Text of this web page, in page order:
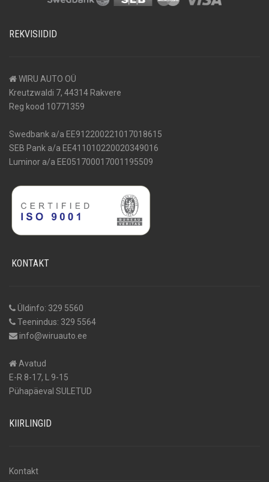
REKVISIIDID
WIRU AUTO OÜ
Kreutzwaldi 7, 44314 Rakvere
Reg kood 10771359
Swedbank a/a EE912200221017018615
SEB Pank a/a EE411010220020349016
Luminor a/a EE051700017001195509
KONTAKT
Üldinfo: 329 5560
Teenindus: 329 5564
info@wiruauto.ee
Avatud
E-R 8-17, L 9-15
Pühapäeval SULETUD
KIIRLINGID
Kontakt